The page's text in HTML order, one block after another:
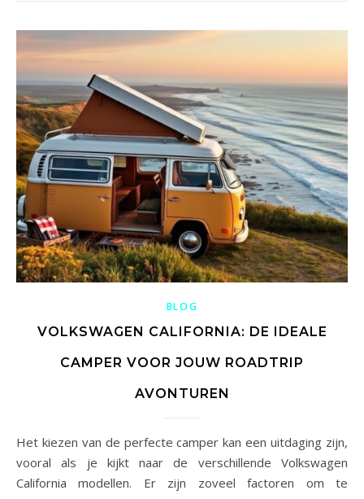
BLOG
VOLKSWAGEN CALIFORNIA: DE IDEALE
CAMPER VOOR JOUW ROADTRIP
AVONTUREN
Het kiezen van de perfecte camper kan een uitdaging zijn,
vooral als je kijkt naar de verschillende Volkswagen
California modellen. Er zijn zoveel factoren om te